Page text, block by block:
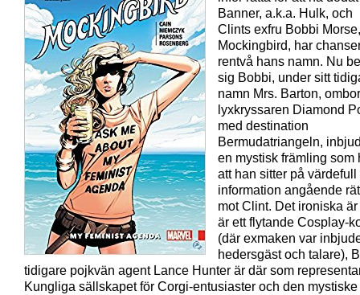
Banner, a.k.a. Hulk, och
Clints exfru Bobbi
Mockingbird, har
rentvå hans namn. Nu
sig Bobbi, under sitt
namn Mrs. Barton,
lyxkryssaren Diamond
med destination
Bermudatriangeln,
en mystisk främling som
att han sitter på värdefull
information angående
mot Clint. Det ironiska
är ett flytande Cosplay-
(där exmaken var
hedersgäst och talare),
tidigare pojkvän agent Lance Hunter är där som
Kungliga sällskapet för Corgi-entusiaster och den mystiske